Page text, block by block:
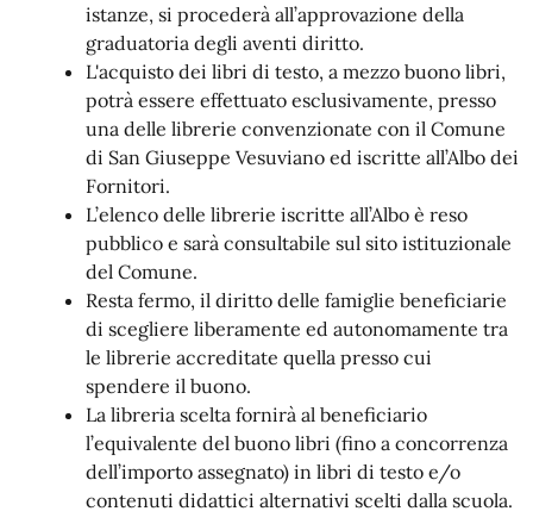
istanze, si procederà all’approvazione della
graduatoria degli aventi diritto.
L'acquisto dei libri di testo, a mezzo buono libri,
potrà essere effettuato esclusivamente, presso
una delle librerie convenzionate con il Comune
di San Giuseppe Vesuviano ed iscritte all’Albo dei
Fornitori.
L’elenco delle librerie iscritte all’Albo è reso
pubblico e sarà consultabile sul sito istituzionale
del Comune.
Resta fermo, il diritto delle famiglie beneficiarie
di scegliere liberamente ed autonomamente tra
le librerie accreditate quella presso cui
spendere il buono.
La libreria scelta fornirà al beneficiario
l’equivalente del buono libri (fino a concorrenza
dell’importo assegnato) in libri di testo e/o
contenuti didattici alternativi scelti dalla scuola.